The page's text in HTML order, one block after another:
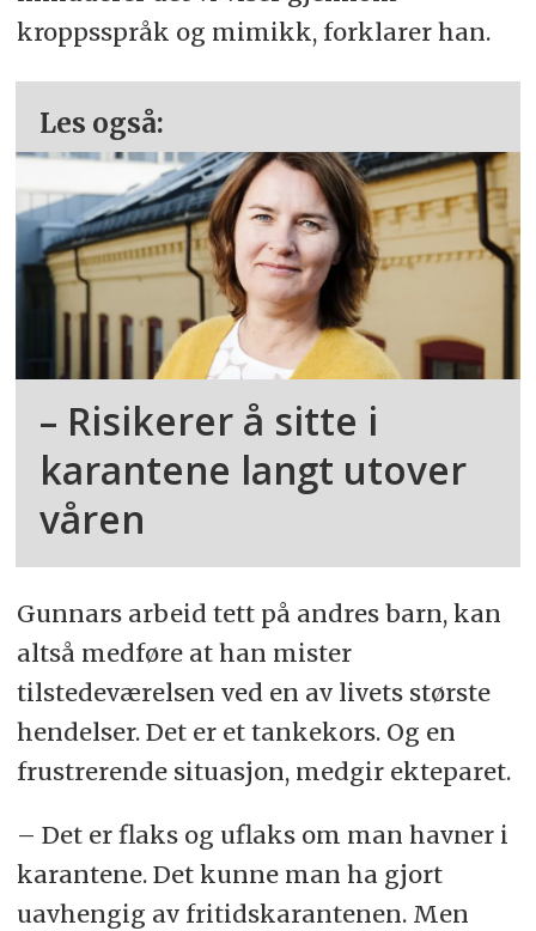
kroppsspråk og mimikk, forklarer han.
Les også:
– Risikerer å sitte i
karantene langt utover
våren
Gunnars arbeid tett på andres barn, kan
altså medføre at han mister
tilstedeværelsen ved en av livets største
hendelser. Det er et tankekors. Og en
frustrerende situasjon, medgir ekteparet.
– Det er flaks og uflaks om man havner i
karantene. Det kunne man ha gjort
uavhengig av fritidskarantenen. Men